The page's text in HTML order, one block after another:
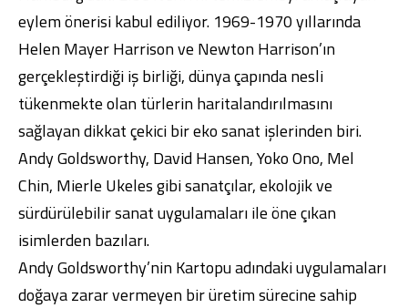
eylem önerisi kabul ediliyor. 1969-1970 yıllarında
Helen Mayer Harrison ve Newton Harrison’ın
gerçekleştirdiği iş birliği, dünya çapında nesli
tükenmekte olan türlerin haritalandırılmasını
sağlayan dikkat çekici bir eko sanat işlerinden biri.
Andy Goldsworthy, David Hansen, Yoko Ono, Mel
Chin, Mierle Ukeles gibi sanatçılar, ekolojik ve
sürdürülebilir sanat uygulamaları ile öne çıkan
isimlerden bazıları.
Andy Goldsworthy’nin Kartopu adındaki uygulamaları
doğaya zarar vermeyen bir üretim sürecine sahip